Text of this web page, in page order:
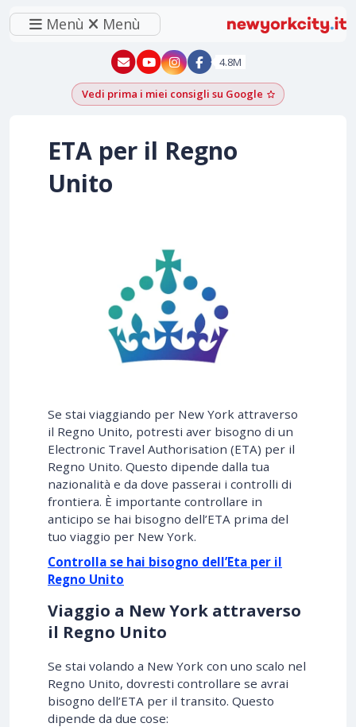
Menù Menù
New York - YouTube
New York - Instagram
4.8M
Vedi prima i miei consigli su Google Aggiungi
ETA per il Regno
Unito
Se stai viaggiando per New York attraverso
il Regno Unito, potresti aver bisogno di un
Electronic Travel Authorisation (ETA) per il
Regno Unito. Questo dipende dalla tua
nazionalità e da dove passerai i controlli di
frontiera. È importante controllare in
anticipo se hai bisogno dell’ETA prima del
tuo viaggio per New York.
Controlla se hai bisogno dell’Eta per il
Regno Unito
Viaggio a New York attraverso
il Regno Unito
Se stai volando a New York con uno scalo nel
Regno Unito, dovresti controllare se avrai
bisogno dell’ETA per il transito. Questo
dipende da due cose: